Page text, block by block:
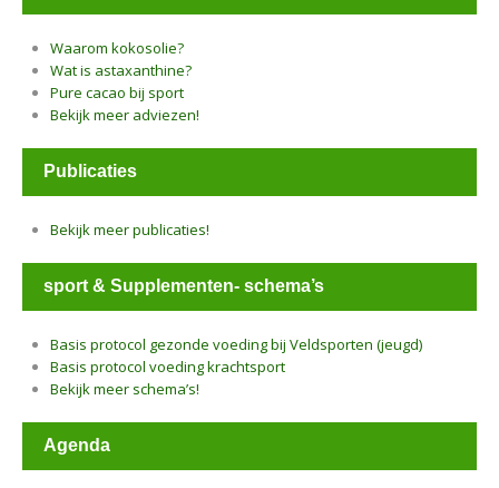
Waarom kokosolie?
Wat is astaxanthine?
Pure cacao bij sport
Bekijk meer adviezen!
Publicaties
Bekijk meer publicaties!
sport & Supplementen- schema’s
Basis protocol gezonde voeding bij Veldsporten (jeugd)
Basis protocol voeding krachtsport
Bekijk meer schema’s!
Agenda